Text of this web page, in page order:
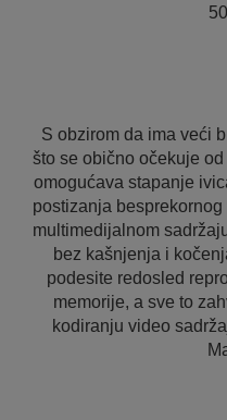
S obzirom da ima veći
što se obično očekuje
omogućava stapanje
postizanja
multimedijalnom
bez kašnjenja i
podesite redosled
memorije, a sve to
kodiranju video